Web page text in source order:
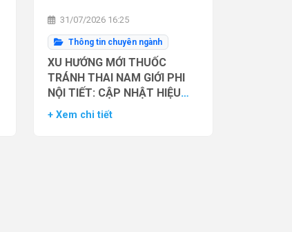
31/07/2026 16:25
Thông tin chuyên ngành
XU HƯỚNG MỚI THUỐC
TRÁNH THAI NAM GIỚI PHI
NỘI TIẾT: CẬP NHẬT HIỆU
QUẢ THỬ NGHIỆM LÂM
+ Xem chi tiết